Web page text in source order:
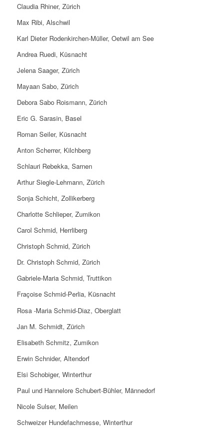
Claudia Rhiner, Zürich
Max Ribi, Alschwil
Karl Dieter Rodenkirchen-Müller, Oetwil am See
Andrea Ruedi, Küsnacht
Jelena Saager, Zürich
Mayaan Sabo, Zürich
Debora Sabo Roismann, Zürich
Eric G. Sarasin, Basel
Roman Seiler, Küsnacht
Anton Scherrer, Kilchberg
Schlauri Rebekka, Sarnen
Arthur Siegle-Lehmann, Zürich
Sonja Schicht, Zollikerberg
Charlotte Schlieper, Zumikon
Carol Schmid, Herrliberg
Christoph Schmid, Zürich
Dr. Christoph Schmid, Zürich
Gabriele-Maria Schmid, Truttikon
Fraçoise Schmid-Perlia, Küsnacht
Rosa -Maria Schmid-Diaz, Oberglatt
Jan M. Schmidt, Zürich
Elisabeth Schmitz, Zumikon
Erwin Schnider, Altendorf
Elsi Schobiger, Winterthur
Paul und Hannelore Schubert-Bühler, Männedorf
Nicole Sulser, Meilen
Schweizer Hundefachmesse, Winterthur